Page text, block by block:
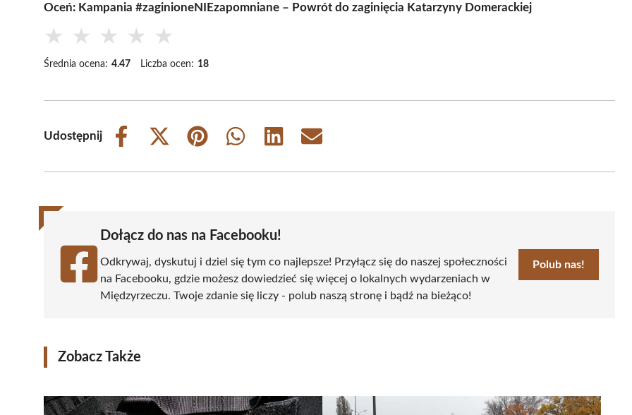
Oceń: Kampania #zaginioneNIEzapomniane – Powrót do zaginięcia Katarzyny Domerackiej
★ ★ ★ ★ ★
Średnia ocena: 4.47 Liczba ocen: 18
Udostępnij
Share
Share
(Twitter)
Share
Share
Share
Share
Dołącz do nas na Facebooku!
Odkrywaj, dyskutuj i dziel się tym co najlepsze! Przyłącz się do naszej społeczności
na Facebooku, gdzie możesz dowiedzieć się więcej o lokalnych wydarzeniach w
Międzyrzeczu. Twoje zdanie się liczy - polub naszą stronę i bądź na bieżąco!
Polub nas!
Zobacz Także